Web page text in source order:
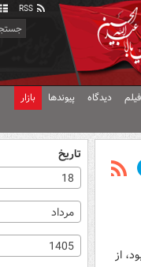
دیدگاه پیوندها بازار
از
تاریخ
18
مرداد
1405